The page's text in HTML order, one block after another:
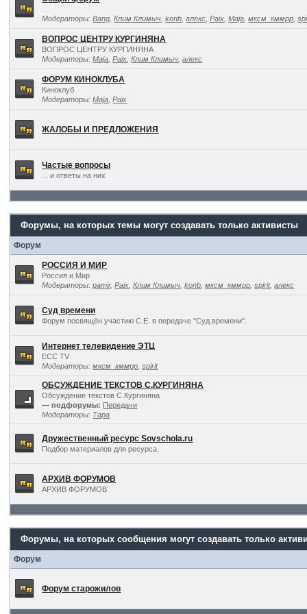
Модераторы:Bang ,Клим Климыч ,konb ,алекс ,Paix ,Maja ,мксм_кммрр ,
ВОПРОС ЦЕНТРУ КУРГИНЯНА
ВОПРОС ЦЕНТРУ КУРГИНЯНА
Модераторы:Maja ,Paix ,Клим Климыч ,алекс
ФОРУМ КИНОКЛУБА
Киноклуб
Модераторы:Maja ,Paix
ЖАЛОБЫ И ПРЕДЛОЖЕНИЯ
Частые вопросы
... и ответы на них
Форумы, на которых темы могут создавать только активисты
Форум
РОССИЯ И МИР
Россия и Мир
Модераторы:pamir,Paix ,Клим Климыч ,konb ,мксм_кммрр ,spirit,алекс
Суд времени
Форум посвящён участию С.Е. в передаче "Суд времени".
Интернет телевидение ЭТЦ
ECC TV
Модераторы:мксм_кммрр ,spirit
ОБСУЖДЕНИЕ ТЕКСТОВ С.КУРГИНЯНА
Обсуждение текстов С.Кургиняна
— подфорумы: Передачи
Модераторы: Тара
Дружественный ресурс Sovschola.ru
Подбор материалов для ресурса.
АРХИВ ФОРУМОВ
АРХИВ ФОРУМОВ
Форумы, на которых сообщения могут создавать только
Форум
Форум старожилов